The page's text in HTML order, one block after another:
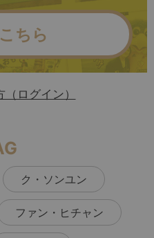
ちら
ログイン）
ク・ソンユン
ファン・ヒチャン